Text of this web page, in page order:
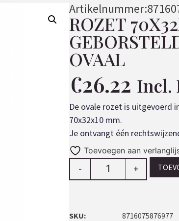
Artikelnummer:
ROZET
OVAAL
€26.22 Incl.
De ovale rozet is uitgevoerd
70x32x10 mm.
Je ontvangt één
Toevoegen aan
- +
SKU:
8716075876977